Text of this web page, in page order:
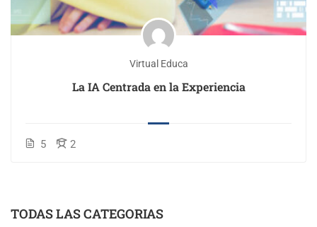
Virtual Educa
La IA Centrada en la Experiencia
5 2
TODAS LAS CATEGORIAS